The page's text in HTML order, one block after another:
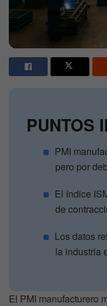
PUNTOS
PMI
pero por
El índice
de
Los datos
la industria
El PMI manufacturero